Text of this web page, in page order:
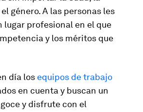
género. A las personas les
lugar profesional en el que
y los méritos que
día los equipos de trabajo
en cuenta y buscan un
y disfrute con el